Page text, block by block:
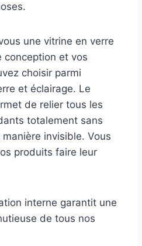
une vitrine en verre
conception et vos
choisir parmi
et éclairage. Le
de relier tous les
totalement sans
invisible. Vous
produits faire leur
interne garantit une
de tous nos